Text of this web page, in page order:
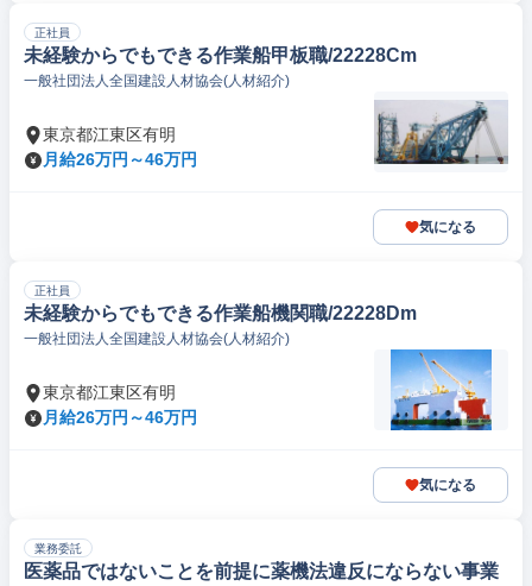
正社員
未経験からでもできる作業船甲板職/22228Cm
一般社団法人全国建設人材協会(人材紹介)
東京都江東区有明
月給26万円～46万円
気になる
正社員
未経験からでもできる作業船機関職/22228Dm
一般社団法人全国建設人材協会(人材紹介)
東京都江東区有明
月給26万円～46万円
気になる
業務委託
医薬品ではないことを前提に薬機法違反にならない事業